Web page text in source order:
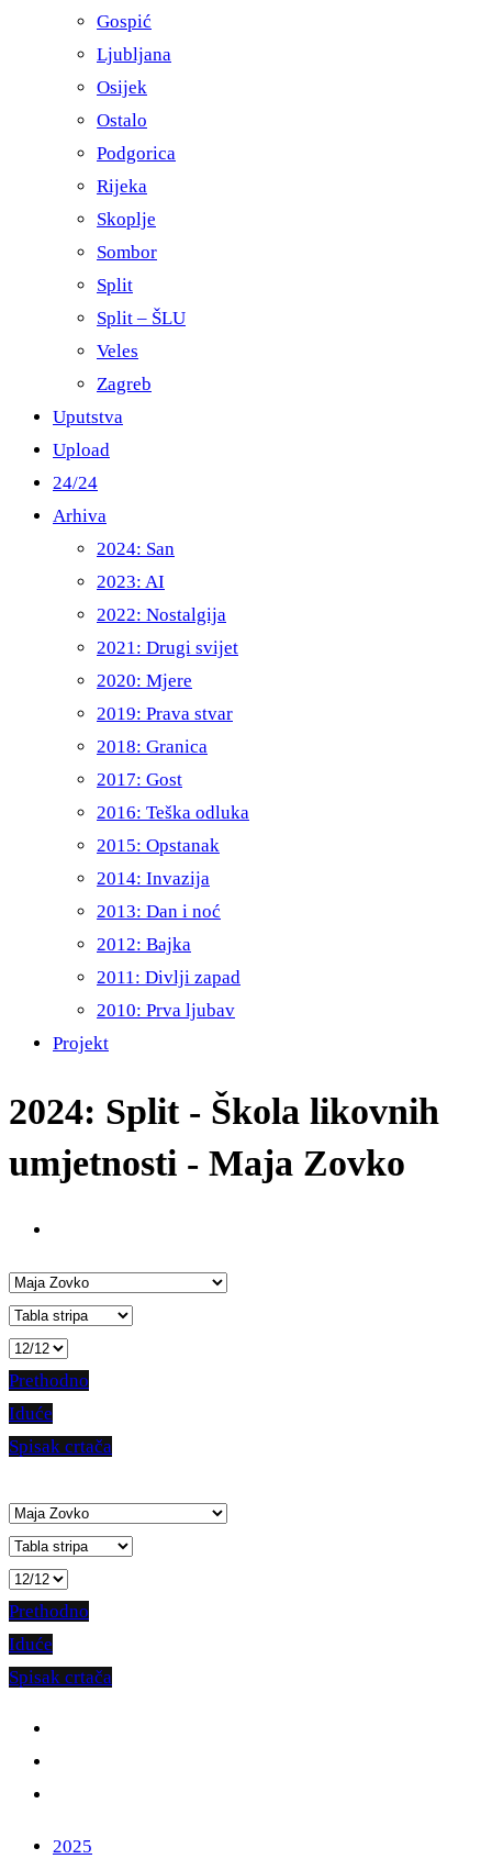
Gospić
Ljubljana
Osijek
Ostalo
Podgorica
Rijeka
Skoplje
Sombor
Split
Split – ŠLU
Veles
Zagreb
Uputstva
Upload
24/24
Arhiva
2024: San
2023: AI
2022: Nostalgija
2021: Drugi svijet
2020: Mjere
2019: Prava stvar
2018: Granica
2017: Gost
2016: Teška odluka
2015: Opstanak
2014: Invazija
2013: Dan i noć
2012: Bajka
2011: Divlji zapad
2010: Prva ljubav
Projekt
2024: Split - Škola likovnih
umjetnosti - Maja Zovko
Prethodno
Iduće
Spisak crtača
Prethodno
Iduće
Spisak crtača
2025